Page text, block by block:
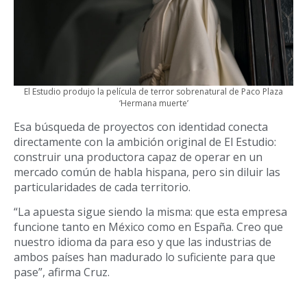
El Estudio produjo la película de terror sobrenatural de Paco Plaza
‘Hermana muerte’
Esa búsqueda de proyectos con identidad conecta
directamente con la ambición original de El Estudio:
construir una productora capaz de operar en un
mercado común de habla hispana, pero sin diluir las
particularidades de cada territorio.
“La apuesta sigue siendo la misma: que esta empresa
funcione tanto en México como en España. Creo que
nuestro idioma da para eso y que las industrias de
ambos países han madurado lo suficiente para que
pase”, afirma Cruz.